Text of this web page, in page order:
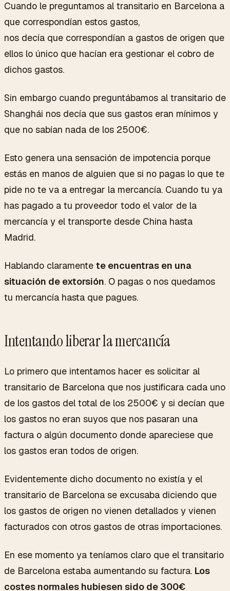
Cuando le preguntamos al transitario en Barcelona a
que correspondían estos gastos,
nos decía que correspondían a gastos de origen que
ellos lo único que hacían era gestionar el cobro de
dichos gastos.
Sin embargo cuando preguntábamos al transitario de
Shanghái nos decía que sus gastos eran mínimos y
que no sabían nada de los 2500€.
Esto genera una sensación de impotencia porque
estás en manos de alguien que si no pagas lo que te
pide no te va a entregar la mercancía. Cuando tu ya
has pagado a tu proveedor todo el valor de la
mercancía y el transporte desde China hasta
Madrid.
Hablando claramente te encuentras en una
situación de extorsión. O pagas o nos quedamos
tu mercancía hasta que pagues.
Intentando liberar la mercancía
Lo primero que intentamos hacer es solicitar al
transitario de Barcelona que nos justificara cada uno
de los gastos del total de los 2500€ y si decían que
los gastos no eran suyos que nos pasaran una
factura o algún documento donde apareciese que
los gastos eran todos de origen.
Evidentemente dicho documento no existía y el
transitario de Barcelona se excusaba diciendo que
los gastos de origen no vienen detallados y vienen
facturados con otros gastos de otras importaciones.
En ese momento ya teníamos claro que el transitario
de Barcelona estaba aumentando su factura. Los
costes normales hubiesen sido de 300€